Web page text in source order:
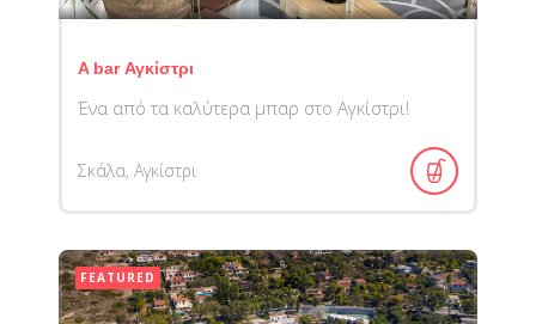
A bar Αγκίστρι
Ένα από τα καλύτερα μπαρ στο Αγκίστρι!
Σκάλα, Αγκίστρι
FEATURED